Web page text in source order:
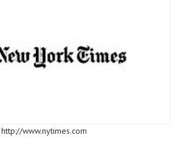
http://www.nytimes.com